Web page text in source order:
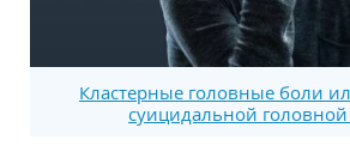
Кластерные головные боли
суицидальной